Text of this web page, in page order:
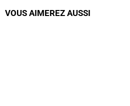
VOUS AIMEREZ AUSSI